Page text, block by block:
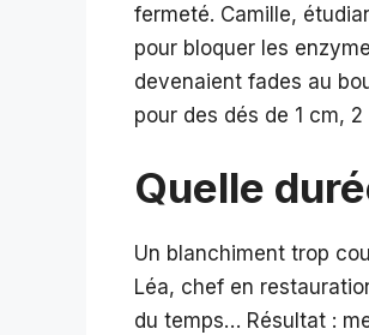
fermeté. Camille,
pour bloquer les
devenaient fades au
pour des dés de 1 cm,
Quelle
Un blanchiment trop
Léa, chef en
du temps… Résultat :